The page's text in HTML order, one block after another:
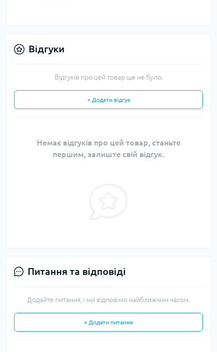
Відгуки
Відгуків про цей товар ще не було.
+ Додати відгук
Немає відгуків про цей товар, станьте
першим, залиште свій відгук.
Питання та відповіді
Додайте питання, і ми відповімо найближчим часом.
+ Додати питання